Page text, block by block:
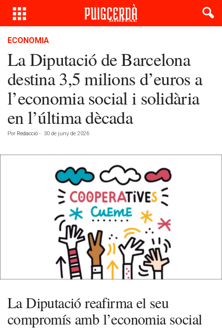
ECONOMIA
La Diputació de Barcelona
destina 3,5 milions d’euros a
l’economia social i solidària
en l’última dècada
Por Redacció - 30 de juny de 2026
La Diputació reafirma el seu
compromís amb l’economia social